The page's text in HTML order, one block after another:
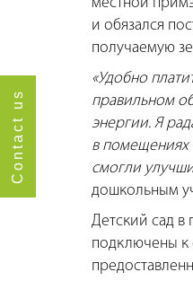
Contact us
и обязался
получаемую
«Удобно
правильном
энергии. Я
в помещениях
смогли
дошкольным
Детский сад
подключены к